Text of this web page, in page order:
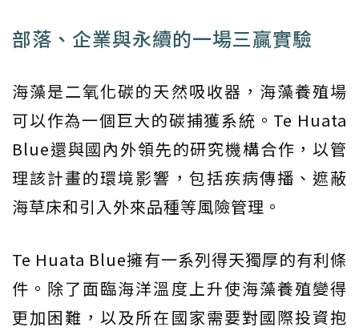
部落、企業與永續的一場三贏實驗
海藻是二氧化碳的天然吸收器，海藻養殖場
可以作為一個巨大的碳捕獲系統。Te Huata
Blue還與國內外領先的研究機構合作，以管
理該計畫的環境影響，包括疾病傳播、遮蔽
海草床和引入外來品種等風險管理。
Te Huata Blue擁有一系列得天獨厚的有利條
件。除了面臨海洋溫度上升使海藻養殖變得
更加困難，以及所在國家需要對國際投資抱